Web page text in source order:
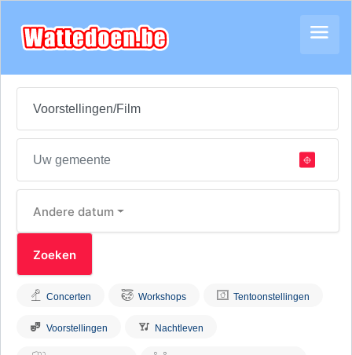
Andere datum
Concerten Workshops Tentoonstellingen
Voorstellingen Nachtleven